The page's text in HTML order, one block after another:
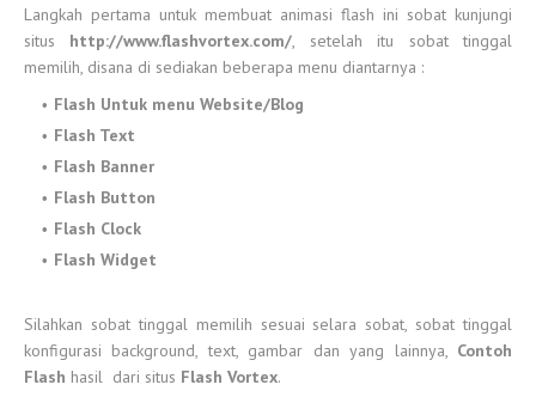
Langkah pertama untuk membuat animasi flash ini sobat kunjungi
situs http://www.flashvortex.com/, setelah itu sobat tinggal
memilih, disana di sediakan beberapa menu diantarnya :
Flash Untuk menu Website/Blog
Flash Text
Flash Banner
Flash Button
Flash Clock
Flash Widget
Silahkan sobat tinggal memilih sesuai selara sobat, sobat tinggal
konfigurasi background, text, gambar dan yang lainnya, Contoh
Flash hasil dari situs Flash Vortex.